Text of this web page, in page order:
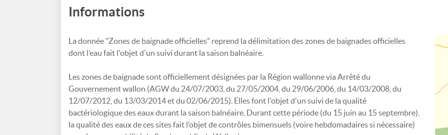
Informations
La donnée "Zones de baignade officielles" reprend la délimitation des zones de baignades officielles
dont l’eau fait l'objet d'un suivi durant la saison balnéaire.
Les zones de baignade sont officiellement désignées par la Région wallonne via Arrêté du
Gouvernement wallon (AGW du 24/07/2003, du 27/05/2004, du 29/06/2006, du 14/03/2008, du
12/07/2012, du 13/03/2014 et du 02/06/2015). Elles font l'objet d'un suivi de la qualité
bactériologique des eaux durant la saison balnéaire. Durant cette période (du 15 juin au 15 septembre),
la qualité des eaux de ces sites fait l’objet de contrôles bimensuels (voire hebdomadaires si nécessaire)